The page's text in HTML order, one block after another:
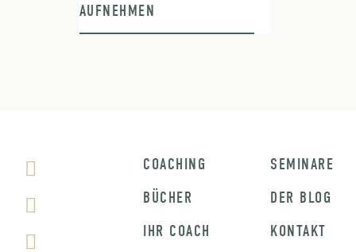
AUFNEHMEN
COACHING
BÜCHER
IHR COACH
SEMINARE
DER BLOG
KONTAKT